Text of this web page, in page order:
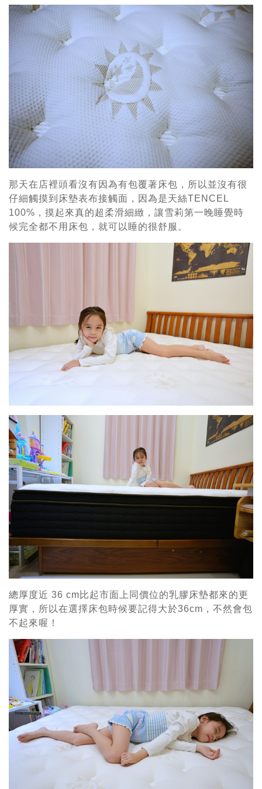
那天在店裡頭看沒有因為有包覆著床包，所以並沒有很
仔細觸摸到床墊表布接觸面，因為是天絲TENCEL
100%，摸起來真的超柔滑細緻，讓雪莉第一晚睡覺時
候完全都不用床包，就可以睡的很舒服。
總厚度近 36 cm比起市面上同價位的乳膠床墊都來的更
厚實，所以在選擇床包時候要記得大於36cm，不然會包
不起來喔！